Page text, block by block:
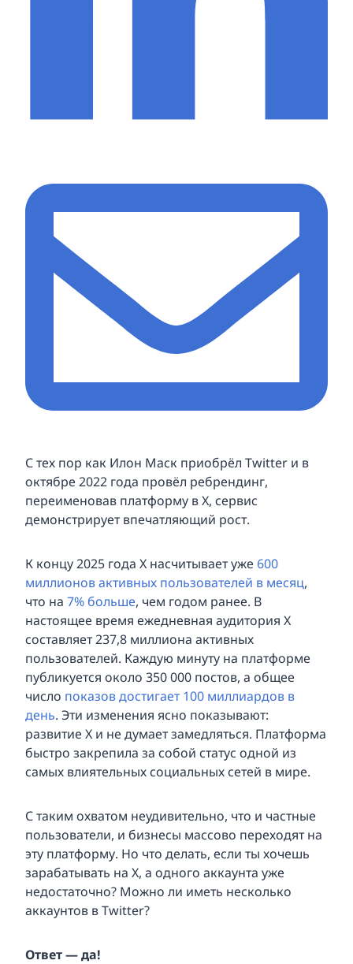
С тех пор как Илон Маск приобрёл Twitter и в
октябре 2022 года провёл ребрендинг,
переименовав платформу в X, сервис
демонстрирует впечатляющий рост.
К концу 2025 года X насчитывает уже 600
миллионов активных пользователей в месяц,
что на 7% больше, чем годом ранее. В
настоящее время ежедневная аудитория X
составляет 237,8 миллиона активных
пользователей. Каждую минуту на платформе
публикуется около 350 000 постов, а общее
число показов достигает 100 миллиардов в
день. Эти изменения ясно показывают:
развитие X и не думает замедляться. Платформа
быстро закрепила за собой статус одной из
самых влиятельных социальных сетей в мире.
С таким охватом неудивительно, что и частные
пользователи, и бизнесы массово переходят на
эту платформу. Но что делать, если ты хочешь
зарабатывать на X, а одного аккаунта уже
недостаточно? Можно ли иметь несколько
аккаунтов в Twitter?
Ответ — да!